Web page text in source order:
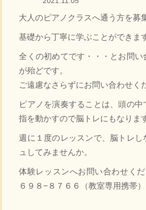
大人のピアノクラスへ通う方を募
基礎から丁寧に学ぶことができま
全くの初めてです・・・とお問い
が殆どです。
ご遠慮なさらずにお問い合わせく
ピアノを演奏することは、頭の
指を動かすので脳トレにもなりま
週に１度のレッスンで、脳トレし
ュしてみませんか。
体験レッスンへお問い合わせく
６９８−８７６６（教室専用携帯）